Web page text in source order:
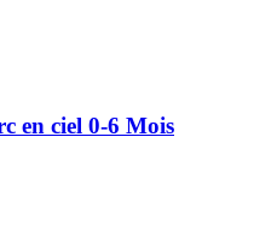
en ciel 0-6 Mois